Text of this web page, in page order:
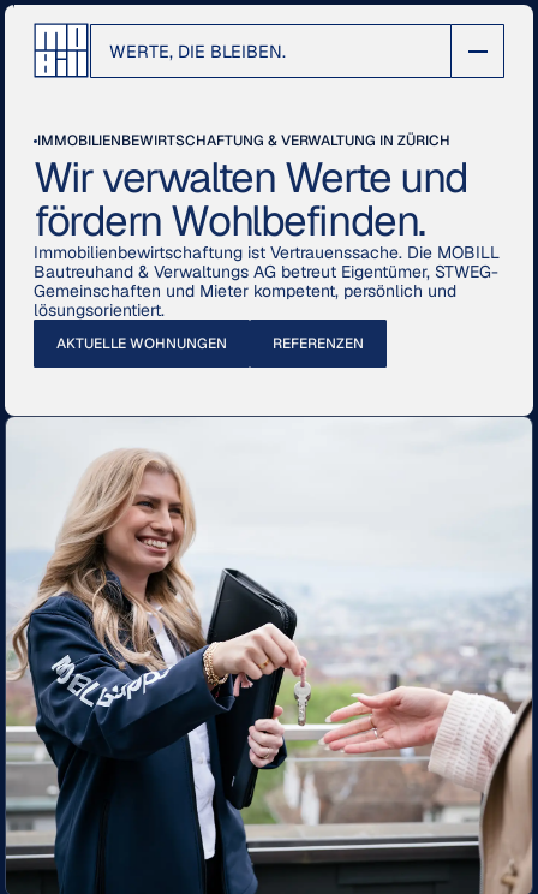
WERTE, DIE BLEIBEN.
IMMOBILIENBEWIRTSCHAFTUNG & VERWALTUNG IN ZÜRICH
Wir verwalten Werte und
fördern Wohlbefinden.
Immobilienbewirtschaftung ist Vertrauenssache. Die MOBILL
Bautreuhand & Verwaltungs AG betreut Eigentümer, STWEG-
Gemeinschaften und Mieter kompetent, persönlich und
lösungsorientiert.
AKTUELLE WOHNUNGEN REFERENZEN